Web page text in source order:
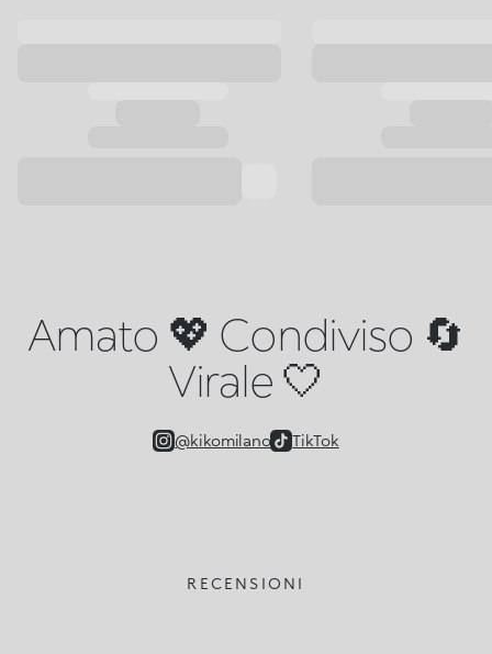
Amato 💖 Condiviso 🔄
Virale 🤍
@kikomilano TikTok
RECENSIONI